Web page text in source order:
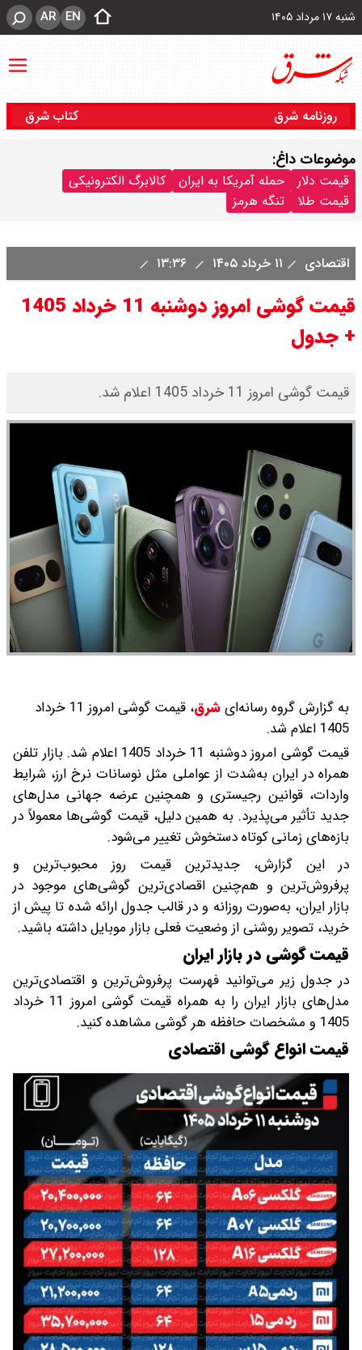
شنبه ۱۷ مرداد ۱۴۰۵ EN
AR
روزنامه شرق کتاب شرق
موضوعات داغ:
قیمت دلار حمله آمریکا به ایران
کالابرگ الکترونیکی
قیمت طلا
تنگه هرمز
اقتصادی ۱۱ خرداد ۱۴۰۵
قیمت گوشی امروز دوشنبه 11 خرداد 1405
+ جدول
قیمت گوشی امروز 11 خرداد 1405 اعلام شد.
به گزارش گروه رسانه‌ایشرق،
قیمت گوشی امروز 11 خرداد
1405 اعلام شد.
قیمت گوشی امروز دوشنبه 11 خرداد 1405 اعلام شد. بازار تلفن
همراه در ایران به‌شدت از عواملی مثل نوسانات نرخ ارز، شرایط
واردات، قوانین رجیستری و همچنین عرضه جهانی مدل‌های
جدید تأثیر می‌پذیرد. به همین دلیل، قیمت گوشی‌ها معمولاً در
بازه‌های زمانی کوتاه دستخوش تغییر می‌شود.
در این گزارش، جدیدترین قیمت روز محبوب‌ترین و
پرفروش‌ترین و هم‌چنین اقصادی‌ترین گوشی‌های موجود در
بازار ایران، به‌صورت روزانه و در قالب جدول ارائه شده تا پیش از
خرید، تصویر روشنی از وضعیت فعلی بازار موبایل داشته باشید.
قیمت گوشی در بازار ایران
در جدول زیر می‌توانید فهرست پرفروش‌ترین و اقتصادی‌ترین
مدل‌های بازار ایران را به همراه قیمت گوشی امروز 11 خرداد
1405 و مشخصات حافظه هر گوشی مشاهده کنید.
قیمت انواع گوشی اقتصادی